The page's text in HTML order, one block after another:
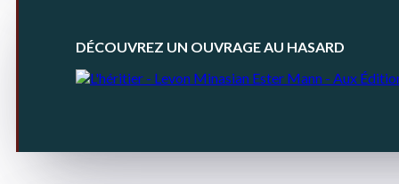
DÉCOUVREZ UN OUVRAGE AU HASARD